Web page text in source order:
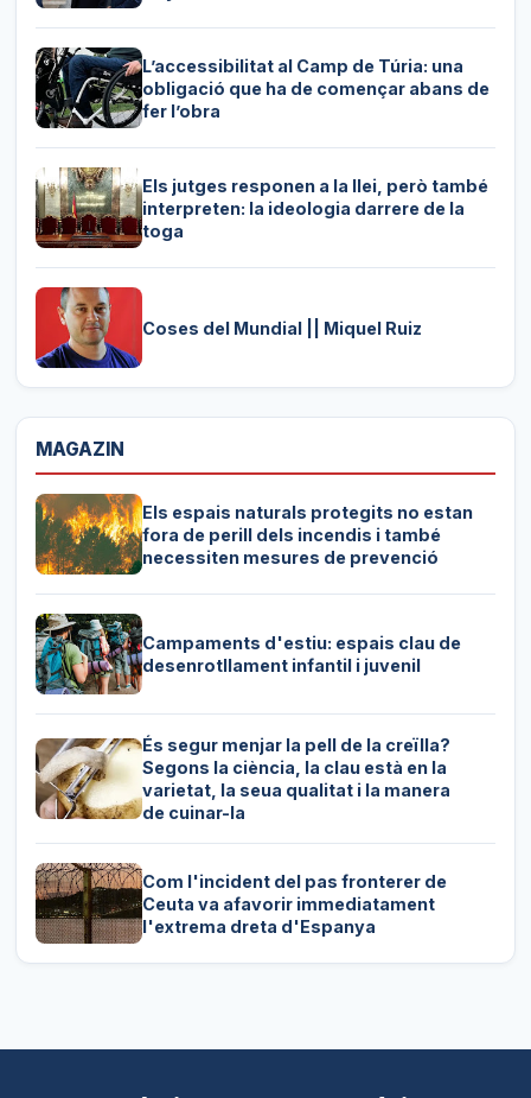
L’accessibilitat al Camp de Túria: una
obligació que ha de començar abans de
fer l’obra
Els jutges responen a la llei, però també
interpreten: la ideologia darrere de la
toga
Coses del Mundial || Miquel Ruiz
MAGAZIN
Els espais naturals protegits no estan
fora de perill dels incendis i també
necessiten mesures de prevenció
Campaments d'estiu: espais clau de
desenrotllament infantil i juvenil
És segur menjar la pell de la creïlla?
Segons la ciència, la clau està en la
varietat, la seua qualitat i la manera
de cuinar-la
Com l'incident del pas fronterer de
Ceuta va afavorir immediatament
l'extrema dreta d'Espanya